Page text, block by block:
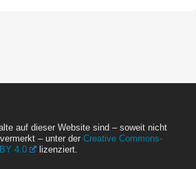
auf dieser Website sind – soweit nicht
– unter der Creative Commons-
4.0
lizenziert.